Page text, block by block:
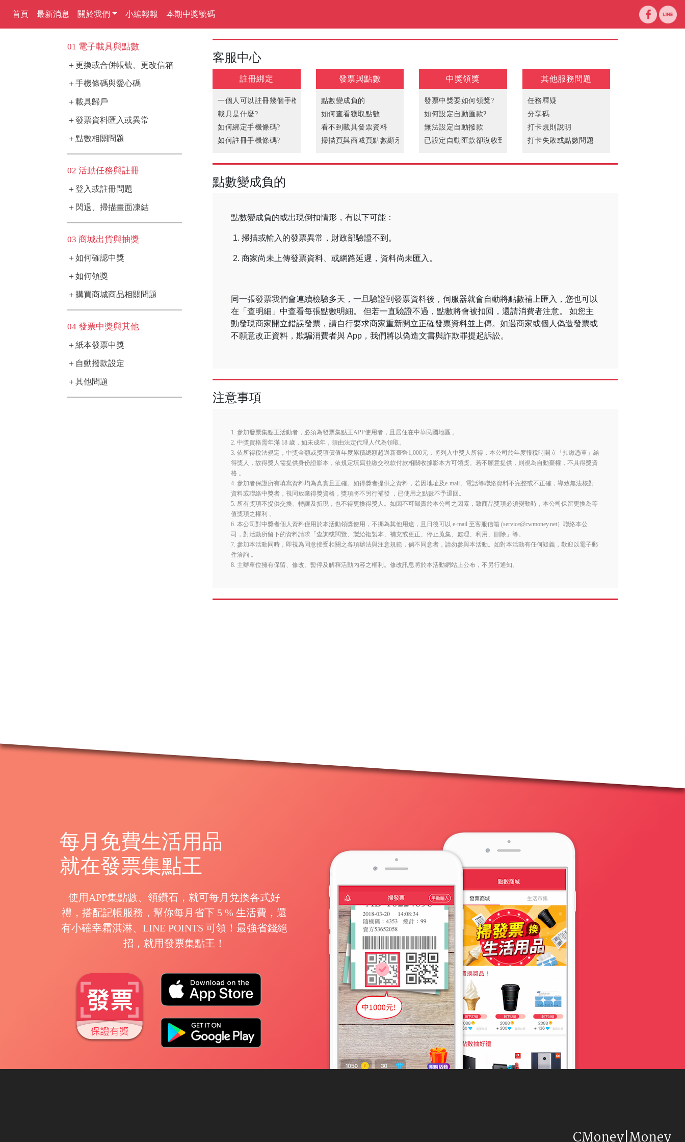
首頁 最新消息 關於我們 小編報報 本期中獎號碼
01 電子載具與點數
＋更換或合併帳號、更改信箱
＋手機條碼與愛心碼
＋載具歸戶
＋發票資料匯入或異常
＋點數相關問題
02 活動任務與註冊
＋登入或註冊問題
＋閃退、掃描畫面凍結
03 商城出貨與抽獎
＋如何確認中獎
＋如何領獎
＋購買商城商品相關問題
04 發票中獎與其他
＋紙本發票中獎
＋自動撥款設定
＋其他問題
客服中心
註冊綁定
一個人可以註冊幾個手機條碼?
載具是什麼?
如何綁定手機條碼?
如何註冊手機條碼?
如何重新綁定條碼?
發票與點數
點數變成負的
如何查看獲取點數
看不到載具發票資料
掃描頁與商城頁點數顯示不同步
發票已被他人掃描
中獎領獎
發票中獎要如何領獎?
如何設定自動匯款?
無法設定自動撥款
已設定自動匯款卻沒收到中獎獎金
其他服務問題
任務釋疑
分享碼
打卡規則說明
打卡失敗或點數問題
無法下載更新
點數變成負的
點數變成負的或出現倒扣情形，有以下可能：
1. 掃描或輸入的發票異常，財政部驗證不到。
2. 商家尚未上傳發票資料、或網路延遲，資料尚未匯入。
同一張發票我們會連續檢驗多天，一旦驗證到發票資料後，伺服器就會自動將點數補上匯入，您也可以
在「查明細」中查看每張點數明細。 但若一直驗證不過，點數將會被扣回，還請消費者注意。 如您主
動發現商家開立錯誤發票，請自行要求商家重新開立正確發票資料並上傳。如遇商家或個人偽造發票或
不願意改正資料，欺騙消費者與 App，我們將以偽造文書與詐欺罪提起訴訟。
注意事項
1. 參加發票集點王活動者，必須為發票集點王APP使用者，且居住在中華民國地區 。
2. 中獎資格需年滿 18 歲，如未成年，須由法定代理人代為領取。
3. 依所得稅法規定，中獎金額或獎項價值年度累積總額超過新臺幣1,000元，將列入中獎人所得，本公司於年度報稅時開立「扣繳憑單」給
得獎人，故得獎人需提供身份證影本，依規定填寫並繳交稅款付款相關收據影本方可領獎。若不願意提供，則視為自動棄權，不具得獎資
格 。
4. 參加者保證所有填寫資料均為真實且正確。如得獎者提供之資料，若因地址及e-mail、電話等聯絡資料不完整或不正確，導致無法核對
資料或聯絡中獎者，視同放棄得獎資格，獎項將不另行補發 ，已使用之點數不予退回。
5. 所有獎項不提供交換、轉讓及折現，也不得更換得獎人。如因不可歸責於本公司之因素，致商品獎項必須變動時，本公司保留更換為等
值獎項之權利 。
6. 本公司對中獎者個人資料僅用於本活動領獎使用，不挪為其他用途，且日後可以 e-mail 至客服信箱 (service@cwmoney.net）聯絡本公
司，對活動所留下的資料請求「查詢或閱覽、製給複製本、補充或更正、停止蒐集、處理、利用、刪除」等。
7. 參加本活動同時，即視為同意接受相關之各項辦法與注意規範，倘不同意者，請勿參與本活動。如對本活動有任何疑義，歡迎以電子郵
件洽詢 。
8. 主辦單位擁有保留、修改、暫停及解釋活動內容之權利。修改訊息將於本活動網站上公布，不另行通知。
每月免費生活用品
就在發票集點王
使用APP集點數、領鑽石，就可每月兌換各式好
禮，搭配記帳服務，幫你每月省下 5 % 生活費，還
有小確幸霜淇淋、LINE POINTS 可領！最強省錢絕
招，就用發票集點王！
CMoney|Money